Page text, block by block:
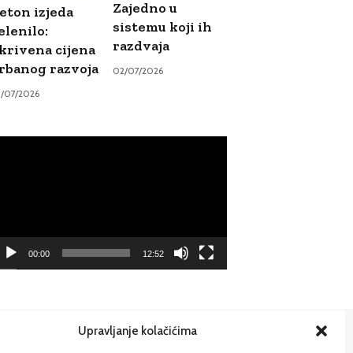
Upravljanje kolačićima
izjeda
cijena
razvoja
07/2026
Zajedno u
sistemu koji ih
razdvaja
02/07/2026
00:00 12:52